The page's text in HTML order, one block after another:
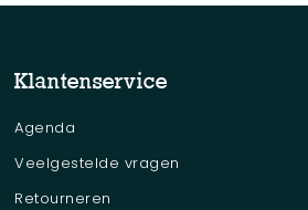
Klantenservice
Agenda
Veelgestelde vragen
Retourneren